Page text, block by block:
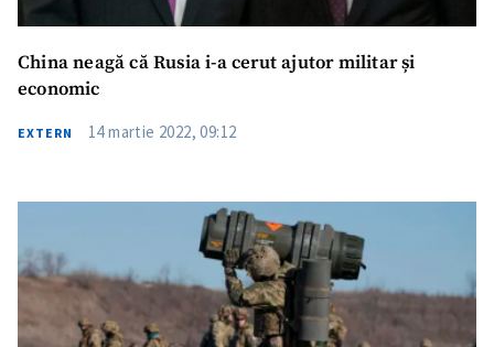
China neagă că Rusia i-a cerut ajutor militar și
economic
EXTERN 14 martie 2022, 09:12
+ Adaugă titlu
Fotografie
+ Încarcă imagine
Link media+ Link media